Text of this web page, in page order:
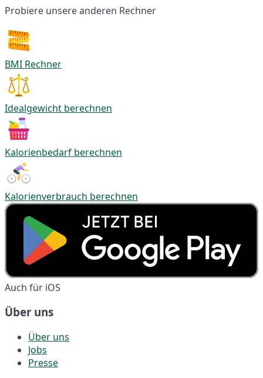
Probiere unsere anderen Rechner
BMI Rechner
Idealgewicht berechnen
Kalorienbedarf berechnen
Kalorienverbrauch berechnen
Auch für iOS
Über uns
Über uns
Jobs
Presse